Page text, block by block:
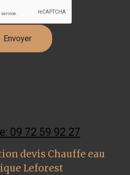
09 72 59 92 27
devis Chauffe eau
Leforest